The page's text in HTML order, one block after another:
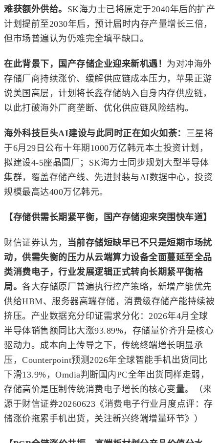
难获额外供给。 SK海力士已将原定于2040年后的扩产
计划提前至2030年后，预计届时内存产量增长三倍，
但市场普遍认为仍难完全填平缺口。
在此背景下，国产存储企业迎来新机遇！ 为对冲海外
存储厂商持续涨价、缓解供应链成本压力，苹果正游
说美国高层，计划将长鑫存储纳入自身内存供应链，
以此打破海外厂商垄断、优化供应链风险结构。
海外科技巨头AI建设与此同时正在如火如荼：
三星将
于6月29日公布十年期1000万亿韩元本土投资计划，
拟建设4-5座晶圆厂；SK海力士同步规划大型半导体
集群，覆盖存储产线、先进封装与AI数据中心，投资
规模最高达400万亿韩元。
【存储供需长期紧平衡，国产存储迎来突围快车道】
财信证券认为，
当前存储短缺早已不只是短期市场扰
动，供需失衡的压力从云端算力设备全面蔓延至全品
类消费电子，行业发展逻辑正式转向长期紧平衡格
局。 各大存储原厂普遍执行控产策略，新增产能优先
供给HBM、服务器高端存储，消费级存储产能持续被
挤压。产业数据充分印证需求分化：2026年4月全球
半导体销售额同比大涨93.89%，存储量价齐升是核心
驱动力。成本向上传导之下，传统终端增长明显承
压，Counterpoint预测2026年全球智能手机出货同比
下滑13.9%，Omdia判断国内PC全年出货同样走弱，
存储高价是压制传统消费电子增长的核心变量。（来
源于财信证券20260623《消费电子行业月度点评：存
储涨价拖累手机出货，关注新兴终端增量环节》）